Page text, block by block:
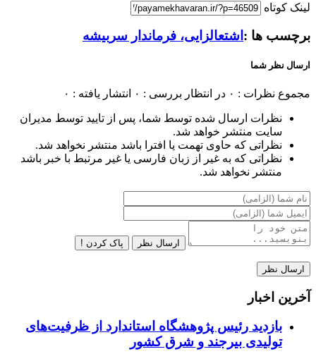
لینک کوتاه
برچسب ها : اشتعالزایی، فرماندار سربیشه
ارسال نظر شما
مجموع نظرات : ۰ در انتظار بررسی : ۰ انتشار یافته : ۰
نظرات ارسال شده توسط شما، پس از تایید توسط مدیران
سایت منتشر خواهد شد.
نظراتی که حاوی تهمت یا افترا باشد منتشر نخواهد شد.
نظراتی که به غیر از زبان فارسی یا غیر مرتبط با خبر باشد
منتشر نخواهد شد.
ارسال نظر پاک کردن !
آخرین اخبار
بازدید رئیس پژوهشگاه استاندارد از ظرفیت‌های
تولیدی بیرجند و شرق کشور